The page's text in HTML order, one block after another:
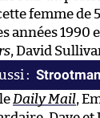
femme de
années 1990
, David
Daily Mail,